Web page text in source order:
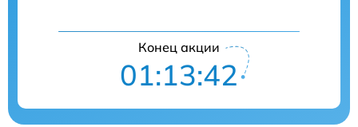
Конец акции
01:13:41